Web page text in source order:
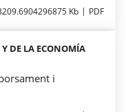
Kb PDF
Y DE LA ECONOMÍA
i